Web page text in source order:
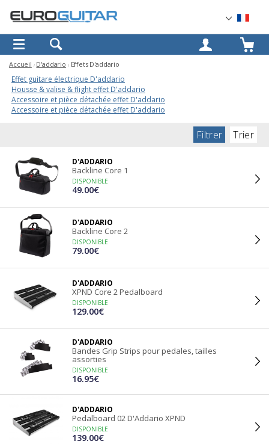
OK
Accueil D'addario Effets D'addario
Effet guitare électrique D'addario
Housse & valise & flight effet D'addario
Accessoire et pièce détachée effet D'addario
Accessoire et pièce détachée effet D'addario
Filtrer Trier
D'ADDARIO
Backline Core 1
DISPONIBLE
49.00€
D'ADDARIO
Backline Core 2
DISPONIBLE
79.00€
D'ADDARIO
XPND Core 2 Pedalboard
DISPONIBLE
129.00€
D'ADDARIO
Bandes Grip Strips pour pedales, tailles
assorties
DISPONIBLE
16.95€
D'ADDARIO
Pedalboard 02 D'Addario XPND
DISPONIBLE
139.00€